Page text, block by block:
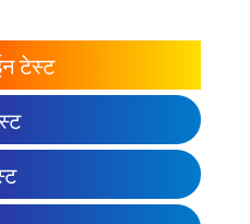
टेस्ट